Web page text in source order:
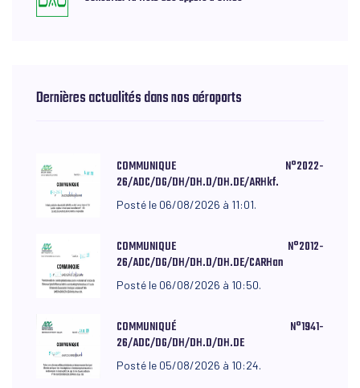
Dernières actualités dans nos aéroports
COMMUNIQUE N°2022-
26/ADC/DG/DH/DH.D/DH.DE/ARHkf.
Posté le 06/08/2026 à 11:01.
COMMUNIQUE N°2012-
26/ADC/DG/DH/DH.D/DH.DE/CARHan
Posté le 06/08/2026 à 10:50.
COMMUNIQUÉ N°1941-
26/ADC/DG/DH/DH.D/DH.DE
Posté le 05/08/2026 à 10:24.